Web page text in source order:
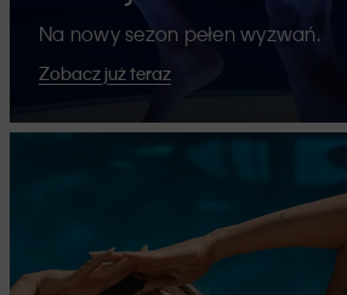
Na nowy sezon pełen wyzwań.
Zobacz już teraz